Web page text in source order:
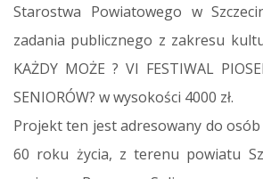
Starostwa Powiatowego w
zadania publicznego z zakresu
KAŻDY MOŻE ? VI FESTIWAL
SENIORÓW? w wysokości 4000 zł.
Projekt ten jest adresowany do
60 roku życia, z terenu powiatu